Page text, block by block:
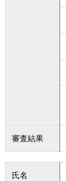
審査結果
氏名